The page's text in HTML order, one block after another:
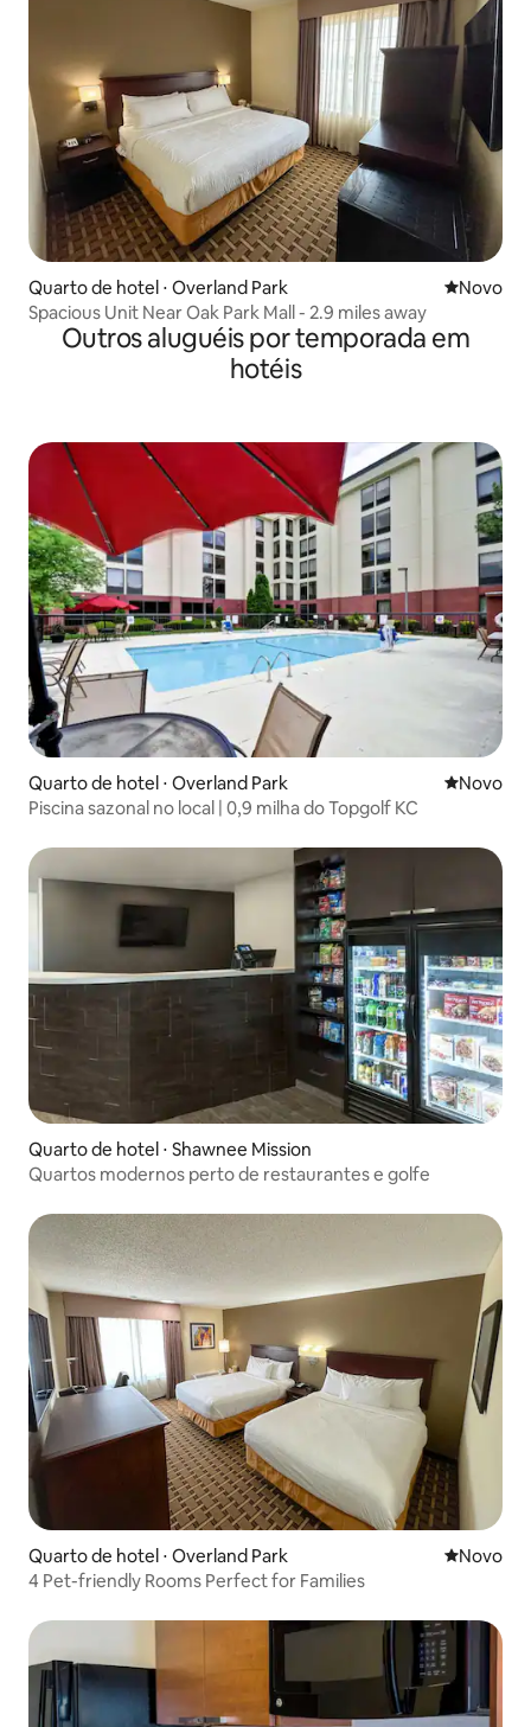
Quarto de hotel ⋅ Overland Park Novo
Novo
Spacious Unit Near Oak Park Mall - 2.9 miles away
Outros aluguéis por temporada em
hotéis
Quarto de hotel ⋅ Overland Park Novo
Novo
Piscina sazonal no local | 0,9 milha do Topgolf KC
Quarto de hotel ⋅ Shawnee Mission
Quartos modernos perto de restaurantes e golfe
Quarto de hotel ⋅ Overland Park Novo
Novo
4 Pet-friendly Rooms Perfect for Families